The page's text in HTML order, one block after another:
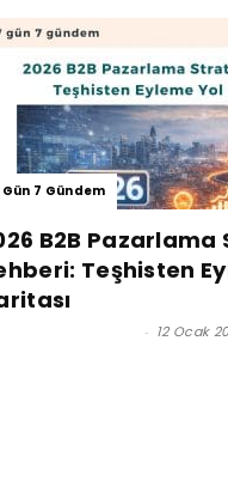
Gün 7 Gündem
B2B
Teşhisten
- 12 Ocak